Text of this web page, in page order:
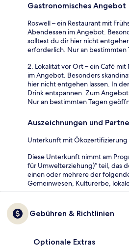
Gastronomisches Angebot
Roswell – ein Restaurant mit
Abendessen im Angebot.
solltest du dir hier nicht
erforderlich. Nur an
2. Lokalität vor Ort – ein Café
im Angebot. Besonders
hier nicht entgehen lassen. In
Drink entspannen. Zum
Nur an bestimmten Tagen
Auszeichnungen und
Unterkunft mit Ökozertifizierung
Diese Unterkunft nimmt am
für Umwelterziehung)“ teil, das
einen oder mehrere der
Gemeinwesen, Kulturerbe,
Gebühren & Richtlinien
Optionale Extras